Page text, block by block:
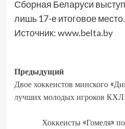
Сборная Беларуси
лишь 17-е итоговое
Источник:www.belta.by
Предыдущий
Двое хоккеистов минского
лучших молодых игроков КХЛ
Хоккеисты «Гомеля»